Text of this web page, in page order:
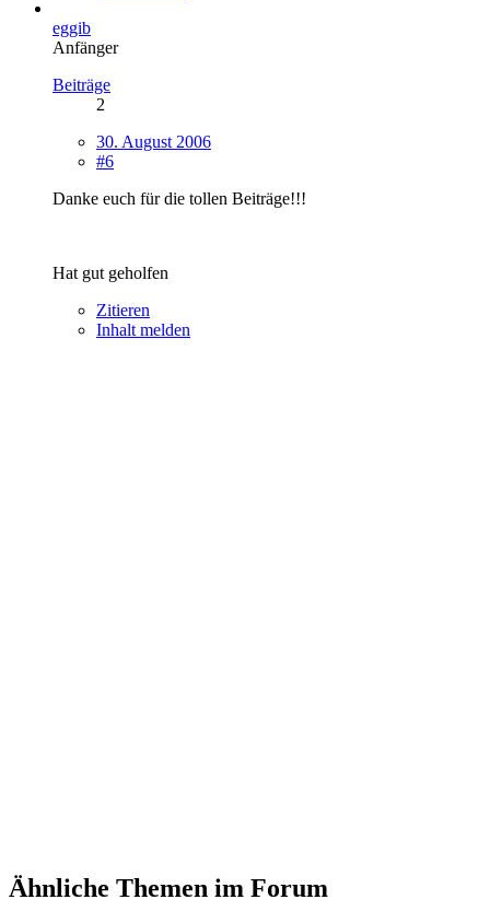
eggib
Anfänger
Beiträge
2
30. August 2006
#6
Danke euch für die tollen Beiträge!!!
Hat gut geholfen
Zitieren
Inhalt melden
Ähnliche Themen im Forum